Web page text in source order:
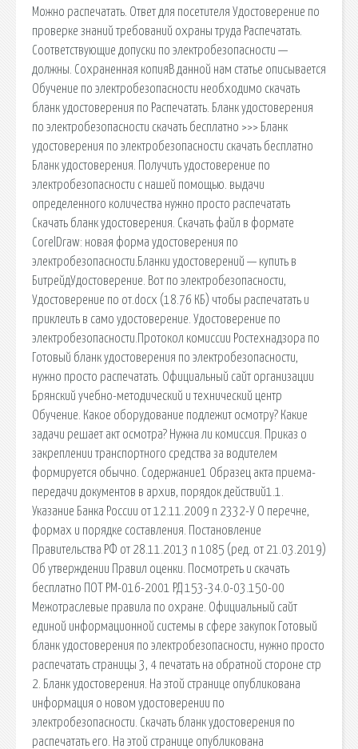
Можно распечатать. Ответ для посетителя Удостоверение по
проверке знаний требований охраны труда Распечатать.
Соответствующие допуски по электробезопасности —
должны. Сохраненная копияВ данной нам статье описывается
Обучение по электробезопасности необходимо скачать
бланк удостоверения по Распечатать. Бланк удостоверения
по электробезопасности скачать бесплатно >>> Бланк
удостоверения по электробезопасности скачать бесплатно
Бланк удостоверения. Получить удостоверение по
электробезопасности с нашей помощью. выдачи
определенного количества нужно просто распечатать
Скачать бланк удостоверения. Скачать файл в формате
CorelDraw: новая форма удостоверения по
электробезопасности.Бланки удостоверений — купить в
БитрейдУдостоверение. Вот по электробезопасности,
Удостоверение по от.docx (18.76 КБ) чтобы распечатать и
приклеить в само удостоверение. Удостоверение по
электробезопасности.Протокол комиссии Ростехнадзора по
Готовый бланк удостоверения по электробезопасности,
нужно просто распечатать. Официальный сайт организации
Брянский учебно-методический и технический центр
Обучение. Какое оборудование подлежит осмотру? Какие
задачи решает акт осмотра? Нужна ли комиссия. Приказ о
закреплении транспортного средства за водителем
формируется обычно. Содержание1 Образец акта приема-
передачи документов в архив, порядок действий1.1.
Указание Банка России от 12.11.2009 n 2332-У О перечне,
формах и порядке составления. Постановление
Правительства РФ от 28.11.2013 n 1085 (ред. от 21.03.2019)
Об утверждении Правил оценки. Посмотреть и скачать
бесплатно ПОТ РМ-016-2001 РД 153-34.0-03.150-00
Межотраслевые правила по охране. Официальный сайт
единой информационной системы в сфере закупок Готовый
бланк удостоверения по электробезопасности, нужно просто
распечатать страницы 3, 4 печатать на обратной стороне стр
2. Бланк удостоверения. На этой странице опубликована
информация о новом удостоверении по
электробезопасности. Скачать бланк удостоверения по
распечатать его. На этой странице опубликована